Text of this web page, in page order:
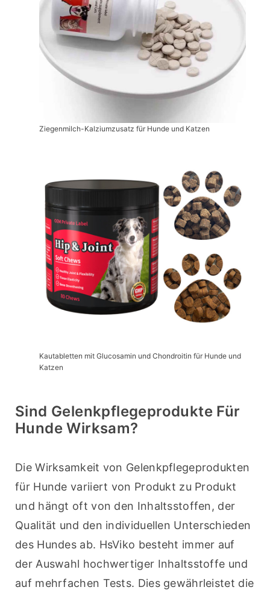
Ziegenmilch-Kalziumzusatz für Hunde und Katzen
Kautabletten mit Glucosamin und Chondroitin für Hunde und
Katzen
Sind Gelenkpflegeprodukte Für
Hunde Wirksam?
Die Wirksamkeit von Gelenkpflegeprodukten
für Hunde variiert von Produkt zu Produkt
und hängt oft von den Inhaltsstoffen, der
Qualität und den individuellen Unterschieden
des Hundes ab. HsViko besteht immer auf
der Auswahl hochwertiger Inhaltsstoffe und
auf mehrfachen Tests. Dies gewährleistet die